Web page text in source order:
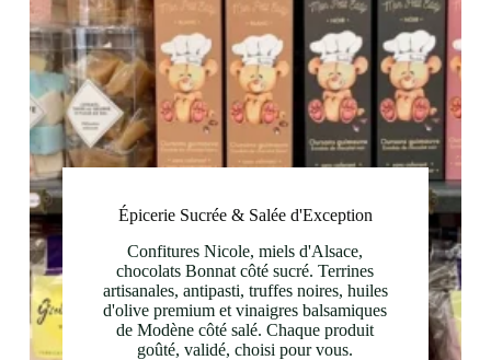
Épicerie Sucrée & Salée d'Exception
Confitures Nicole, miels d'Alsace,
chocolats Bonnat côté sucré. Terrines
artisanales, antipasti, truffes noires, huiles
d'olive premium et vinaigres balsamiques
de Modène côté salé. Chaque produit
goûté, validé, choisi pour vous.